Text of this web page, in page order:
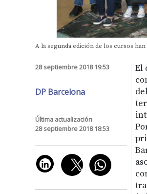
A la segunda edición de los cursos han
28 septiembre 2018 19:53
DP Barcelona
Última actualización
28 septiembre 2018 18:53
El